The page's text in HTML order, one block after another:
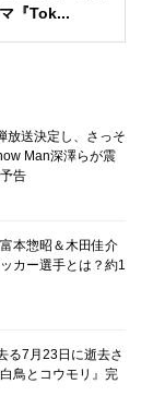
『Tok...
放送決定し、さっそ
Man深澤らが震
告
本惣昭＆木田佳介
カー選手とは？約1
る7月23日に逝去さ
鳥とコウモリ』完